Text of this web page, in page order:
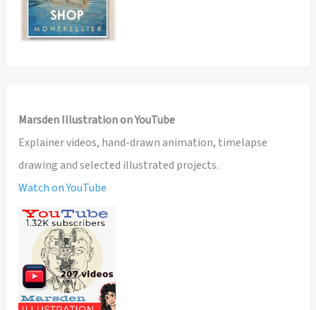
Marsden Illustration on YouTube
Explainer videos, hand-drawn animation, timelapse
drawing and selected illustrated projects.
Watch on YouTube